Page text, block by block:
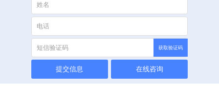
获取验证码
提交信息 在线咨询